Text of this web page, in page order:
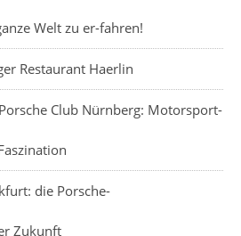
Welt zu er-fahren!
Restaurant Haerlin
Club Nürnberg: Motorsport-
die Porsche-
Zukunft